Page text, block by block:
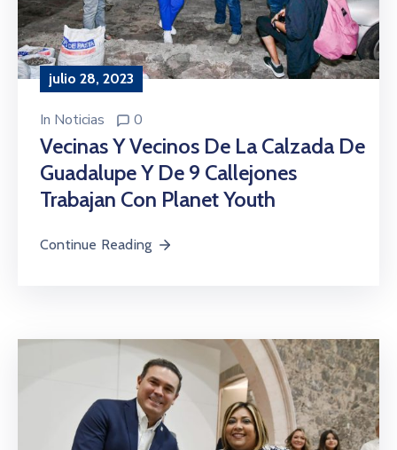
julio 28, 2023
In Noticias 0
Vecinas Y Vecinos De La Calzada De
Guadalupe Y De 9 Callejones
Trabajan Con Planet Youth
Continue Reading